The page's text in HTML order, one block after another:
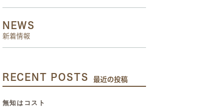
NEWS
新着情報
RECENT POSTS 最近の投稿
無知はコスト